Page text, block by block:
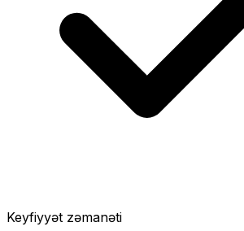
Keyfiyyət zəmanəti